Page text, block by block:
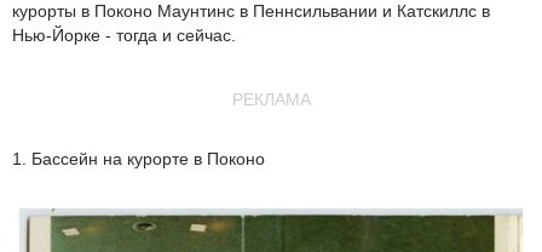
курорты в Поконо Маунтинс в Пеннсильвании и Катскиллс в
Нью-Йорке - тогда и сейчас.
РЕКЛАМА
1. Бассейн на курорте в Поконо